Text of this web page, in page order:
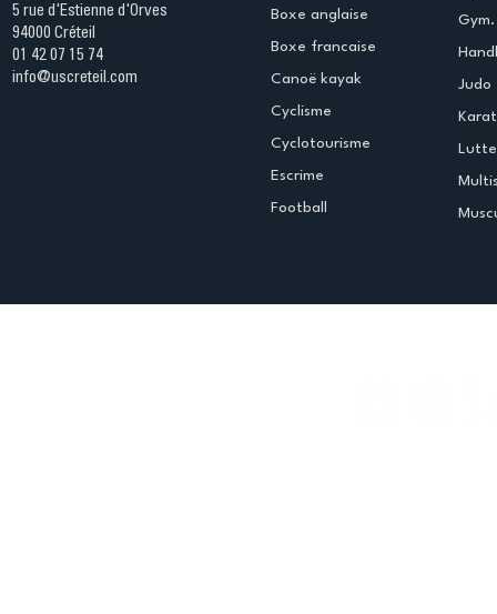
5 rue d'Estienne d'Orves
94000 Créteil
01 42 07 15 74
info@uscreteil.com
Boxe anglaise
Boxe francaise
Canoë kayak
Cyclisme
Cyclotourisme
Escrime
Football
Judo
Lutte